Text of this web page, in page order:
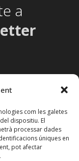
com les galetes
dispositiu. El
processar dades
úniques en
pot afectar
a